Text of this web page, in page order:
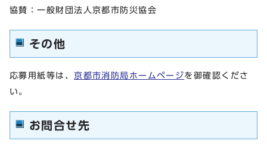
協賛：一般財団法人京都市防災協会
その他
応募用紙等は、京都市消防局ホームページを御確認くださ
い。
お問合せ先